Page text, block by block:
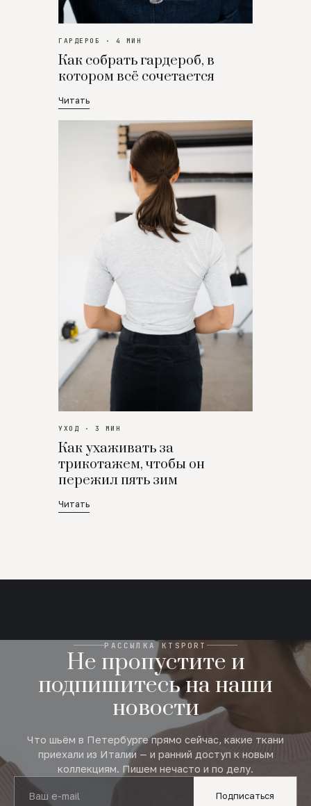
ГАРДЕРОБ · 4 МИН
Как собрать гардероб, в
котором всё сочетается
Читать
УХОД · 3 МИН
Как ухаживать за
трикотажем, чтобы он
пережил пять зим
Читать
РАССЫЛКА KTSPORT
Не пропустите и
подпишитесь на наши
новости
Что шьём в Петербурге прямо сейчас, какие ткани
приехали из Италии — и ранний доступ к новым
коллекциям. Пишем нечасто и по делу.
Подписаться